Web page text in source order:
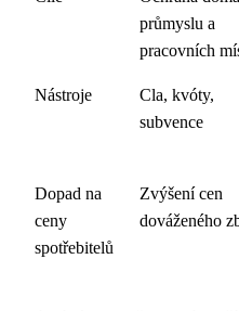
průmyslu a
pracovních
Nástroje
Cla, kvóty,
subvence
Dopad na
ceny
spotřebitelů
Zvýšení cen
dováženého